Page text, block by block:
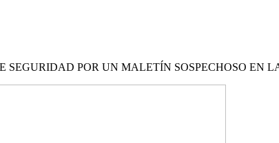
POR UN MALETÍN SOSPECHOSO EN